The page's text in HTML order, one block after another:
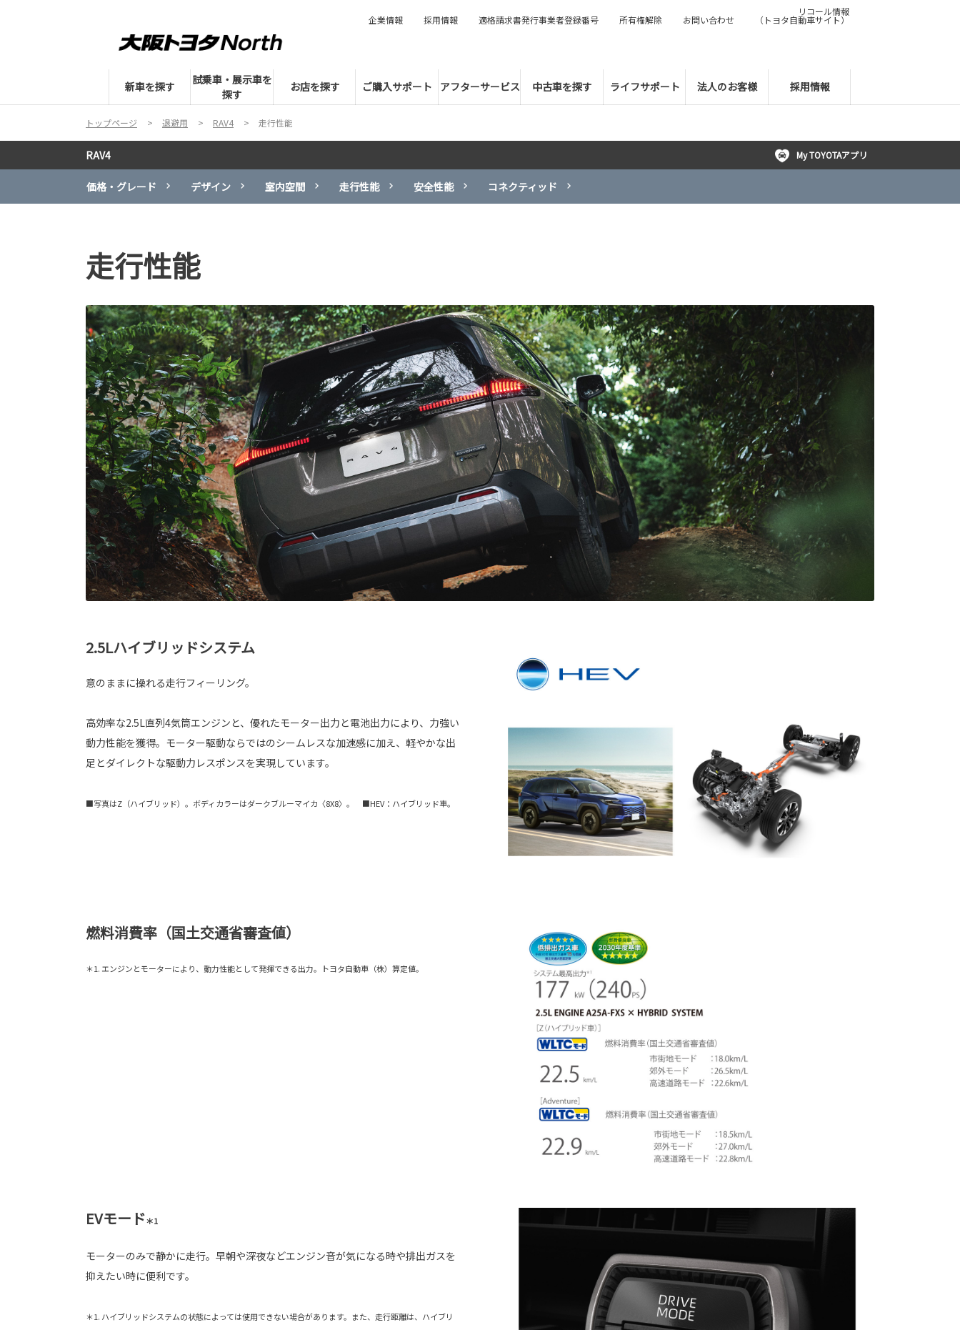
新車を探す
試乗車・展示車を
探す
お店を探す ご購入サポート アフターサービス 中古車を探す ライフサポート 法人のお客様 採用情報
企業情報 採用情報 適格請求書発行事業者登録番号 所有権解除 お問い合わせ
リコール情報
（トヨタ自動車サイト）
トップページ 退避用 RAV4 走行性能
RAV4 My TOYOTAアプリ
価格・グレード デザイン 室内空間 走行性能 安全性能 コネクティッド
走行性能
2.5Lハイブリッドシステム
意のままに操れる走行フィーリング。
高効率な2.5L直列4気筒エンジンと、優れたモーター出力と電池出力により、力強い
動力性能を獲得。モーター駆動ならではのシームレスな加速感に加え、軽やかな出
足とダイレクトな駆動力レスポンスを実現しています。
■写真はZ（ハイブリッド）。ボディカラーはダークブルーマイカ〈8X8〉。 ■HEV：ハイブリッド車。
燃料消費率（国土交通省審査値）
＊1. エンジンとモーターにより、動力性能として発揮できる出力。トヨタ自動車（株）算定値。
EVモード＊1
モーターのみで静かに走行。早朝や深夜などエンジン音が気になる時や排出ガスを
抑えたい時に便利です。
＊1. ハイブリッドシステムの状態によっては使用できない場合があります。また、走行距離は、ハイブリ